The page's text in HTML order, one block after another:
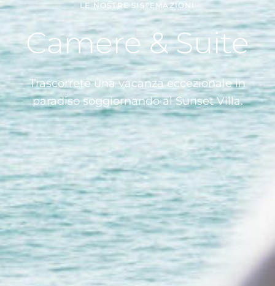
LE NOSTRE SISTEMAZIONI
Camere & Suite
Trascorrete una vacanza eccezionale in
paradiso soggiornando al Sunset Villa.